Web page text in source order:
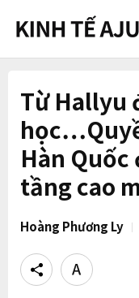
Từ Hallyu
Hàn Quốc
tầng cao
Hoàng Phương Ly
Share
Text
size